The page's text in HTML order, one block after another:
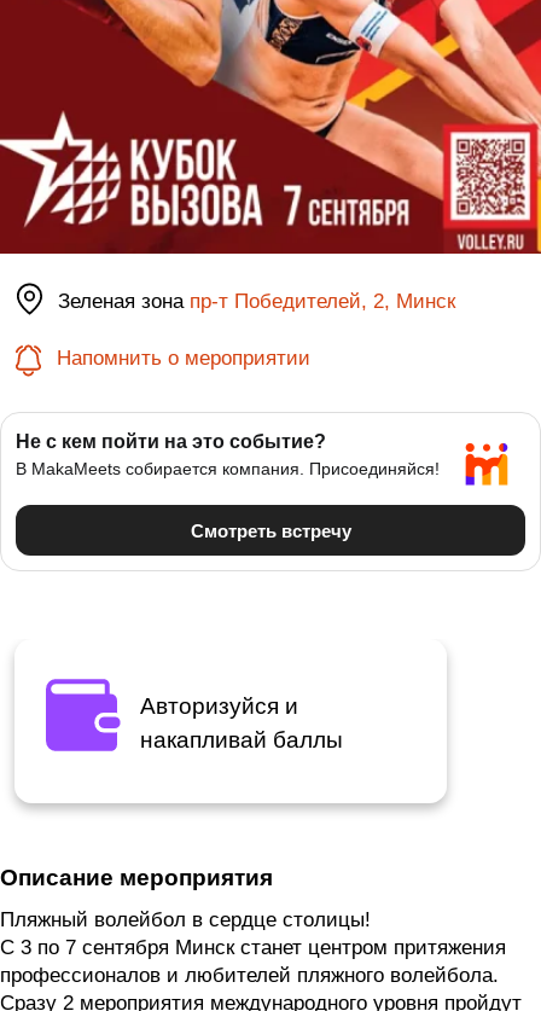
Зеленая зона пр-т Победителей, 2, Минск
Напомнить о мероприятии
Авторизуйся и
накапливай баллы
Описание мероприятия
Пляжный волейбол в сердце столицы!
С 3 по 7 сентября Минск станет центром притяжения
профессионалов и любителей пляжного волейбола.
Сразу 2 мероприятия международного уровня пройдут